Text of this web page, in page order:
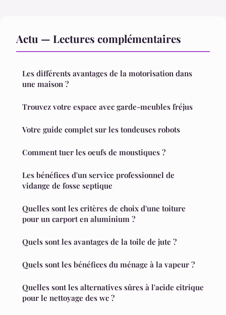
Actu — Lectures complémentaires
Les différents avantages de la motorisation dans
une maison ?
Trouvez votre espace avec garde-meubles fréjus
Votre guide complet sur les tondeuses robots
Comment tuer les oeufs de moustiques ?
Les bénéfices d'un service professionnel de
vidange de fosse septique
Quelles sont les critères de choix d'une toiture
pour un carport en aluminium ?
Quels sont les avantages de la toile de jute ?
Quels sont les bénéfices du ménage à la vapeur ?
Quelles sont les alternatives sûres à l'acide citrique
pour le nettoyage des wc ?